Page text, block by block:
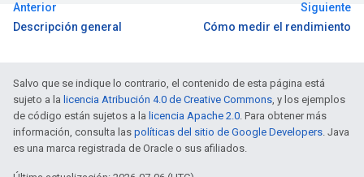
Anterior
Descripción general
Siguiente
Cómo medir el rendimiento
Salvo que se indique lo contrario, el contenido de esta página está
sujeto a la licencia Atribución 4.0 de Creative Commons, y los ejemplos
de código están sujetos a la licencia Apache 2.0. Para obtener más
información, consulta las políticas del sitio de Google Developers. Java
es una marca registrada de Oracle o sus afiliados.